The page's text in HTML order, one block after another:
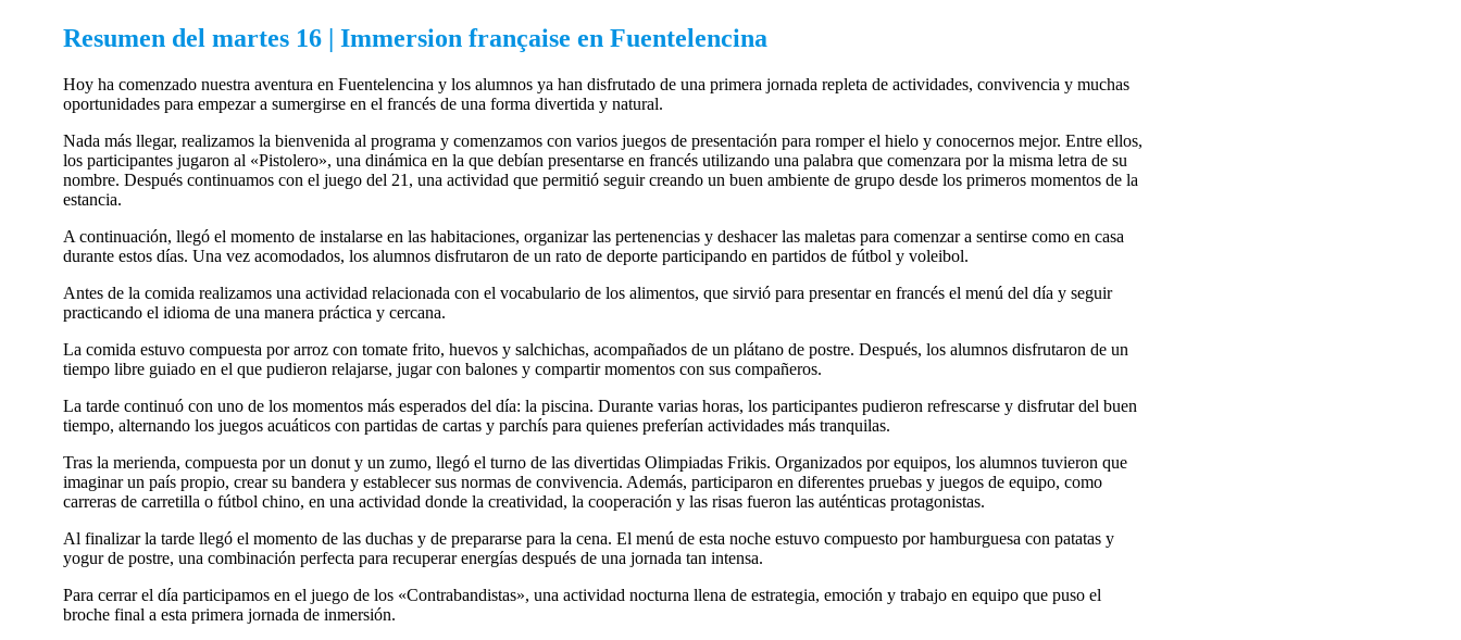
Resumen del martes 16 | Immersion française en Fuentelencina
Hoy ha comenzado nuestra aventura en Fuentelencina y los alumnos ya han disfrutado de una primera jornada repleta de actividades, convivencia y muchas
oportunidades para empezar a sumergirse en el francés de una forma divertida y natural.
Nada más llegar, realizamos la bienvenida al programa y comenzamos con varios juegos de presentación para romper el hielo y conocernos mejor. Entre ellos,
los participantes jugaron al «Pistolero», una dinámica en la que debían presentarse en francés utilizando una palabra que comenzara por la misma letra de su
nombre. Después continuamos con el juego del 21, una actividad que permitió seguir creando un buen ambiente de grupo desde los primeros momentos de la
estancia.
A continuación, llegó el momento de instalarse en las habitaciones, organizar las pertenencias y deshacer las maletas para comenzar a sentirse como en casa
durante estos días. Una vez acomodados, los alumnos disfrutaron de un rato de deporte participando en partidos de fútbol y voleibol.
Antes de la comida realizamos una actividad relacionada con el vocabulario de los alimentos, que sirvió para presentar en francés el menú del día y seguir
practicando el idioma de una manera práctica y cercana.
La comida estuvo compuesta por arroz con tomate frito, huevos y salchichas, acompañados de un plátano de postre. Después, los alumnos disfrutaron de un
tiempo libre guiado en el que pudieron relajarse, jugar con balones y compartir momentos con sus compañeros.
La tarde continuó con uno de los momentos más esperados del día: la piscina. Durante varias horas, los participantes pudieron refrescarse y disfrutar del buen
tiempo, alternando los juegos acuáticos con partidas de cartas y parchís para quienes preferían actividades más tranquilas.
Tras la merienda, compuesta por un donut y un zumo, llegó el turno de las divertidas Olimpiadas Frikis. Organizados por equipos, los alumnos tuvieron que
imaginar un país propio, crear su bandera y establecer sus normas de convivencia. Además, participaron en diferentes pruebas y juegos de equipo, como
carreras de carretilla o fútbol chino, en una actividad donde la creatividad, la cooperación y las risas fueron las auténticas protagonistas.
Al finalizar la tarde llegó el momento de las duchas y de prepararse para la cena. El menú de esta noche estuvo compuesto por hamburguesa con patatas y
yogur de postre, una combinación perfecta para recuperar energías después de una jornada tan intensa.
Para cerrar el día participamos en el juego de los «Contrabandistas», una actividad nocturna llena de estrategia, emoción y trabajo en equipo que puso el
broche final a esta primera jornada de inmersión.